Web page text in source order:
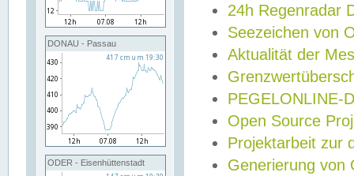
DONAU - Passau
ODER - Eisenhüttenstadt
24h Regenradar
Seezeichen von
Aktualität der
PEGELONLINE-
Open Source
Projektarbeit zur
Generierung von